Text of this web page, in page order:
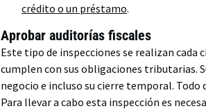
crédito o un préstamo.
Aprobar auditorías fiscales
Este tipo de inspecciones se realizan
cumplen con sus obligaciones tributarias.
negocio e incluso su cierre temporal. Todo
Para llevar a cabo esta inspección es